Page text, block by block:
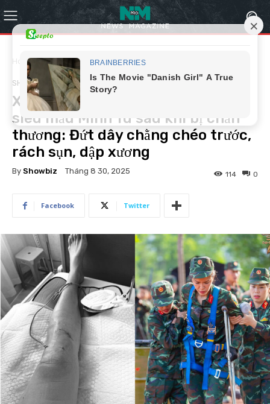
Home Showbiz
SHOWBIZ
Xót xa với tình hình hiện tại của
siêu mẫu Minh Tú sau khi bị chấn
thương: Đứt dây chằng chéo trước,
rách sụn, dập xương
By Showbiz Tháng 8 30, 2025 0
114
Facebook Twitter